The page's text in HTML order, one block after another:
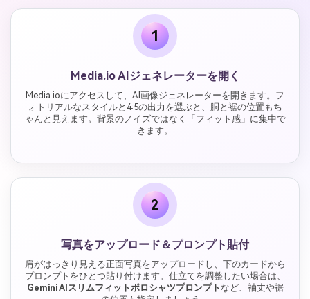
1
Media.io AIジェネレーターを開く
Media.ioにアクセスして、AI画像ジェネレーターを開きます。フ
ォトリアルなスタイルと4:5の出力を選ぶと、胴と裾の位置もち
ゃんと見えます。背景のノイズではなく「フィット感」に集中で
きます。
2
写真をアップロード＆プロンプト貼付
肩がはっきり見える正面写真をアップロードし、下のカードから
プロンプトをひとつ貼り付けます。仕立てを調整したい場合は、
Gemini AIスリムフィットポロシャツプロンプト など、袖丈や裾